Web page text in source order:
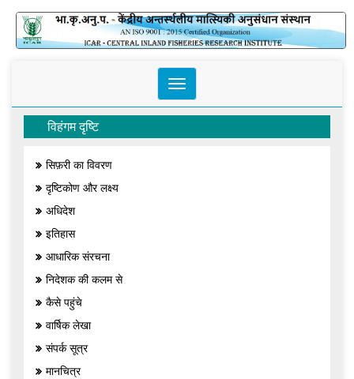
Toggle
navigation
विहंगम दृष्टि
सिफ़री का विवरण
दृष्टिकोण और लक्ष्य
अधिदेश
इतिहास
आधारिक संरचना
निदेशक की कलम से
कैसे पहुंचे
वार्षिक लेखा
संपर्क सूत्र
मानचित्र